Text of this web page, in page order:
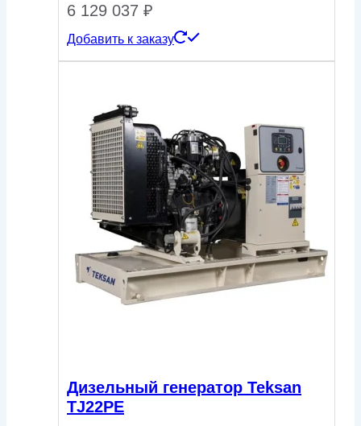
6 129 037 ₽
Добавить к заказу
Дизельный генератор Teksan
TJ22PE